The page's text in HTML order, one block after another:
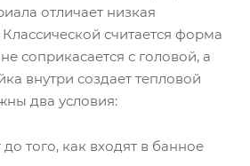
отличает низкая
считается форма
соприкасается с головой, а
внутри создает тепловой
два условия:
того, как входят в банное